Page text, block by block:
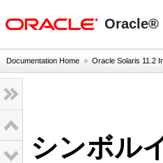
Oracle®
Documentation Home » Oracle Solaris 11.2
シンボル